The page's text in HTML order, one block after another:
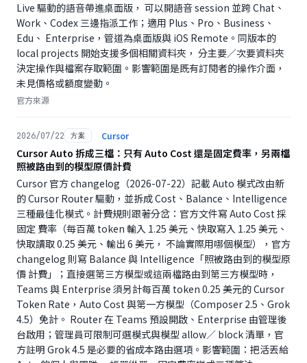
Live 驅動的語音帶進桌面版， 可以開語音 session 並跨 Chat、
Work、Codex 三邊指派工作；適用 Plus、Pro、Business、
Edu、 Enterprise，管道為桌面版與 iOS Remote。同版本的
local projects 開始支援多個相關資料夾， 分主要／次要資料夾
決定操作與檔案存取範圍。影響範圍是既有訂閱者的操作介面，
未見價格或額度變動。
官方來源
2026/07/22 方案 Cursor
Cursor Auto 拆成三檔：只有 Auto Cost 還是固定費率，另兩檔
照被路由到的模型原價計費
Cursor 官方 changelog（2026-07-22）記載 Auto 模式改由新
的 Cursor Router 驅動，並拆成 Cost、Balance、Intelligence
三種最佳化模式。計費規則跟著分岔：官方文件寫 Auto Cost 採
固定 費率（每百萬 token 輸入 1.25 美元、快取寫入 1.25 美元、
快取讀取 0.25 美元、輸出 6 美元， 不論實際用哪個模型），官方
changelog 則寫 Balance 與 Intelligence「照被路由到的模型原
價 計費」；直接選第三方模型或這兩檔路由到第三方模型時，
Teams 與 Enterprise 須另計每百萬 token 0.25 美元的 Cursor
Token Rate，Auto Cost 與第一方模型（Composer 2.5、Grok
4.5）免計。 Router 在 Teams 預設開啟、Enterprise 由管理後
台啟用；管理員可限制可選模式與模型 allow／ block 清單，官
方註明 Grok 4.5 是必要的省成本路由選項。影響範圍：把活丟給